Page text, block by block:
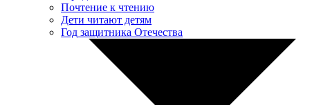
Почтение к чтению
Дети читают детям
Год защитника Отечества